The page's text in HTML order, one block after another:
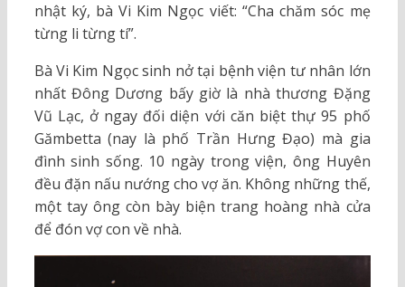
nhật ký, bà Vi Kim Ngọc viết: “Cha chăm sóc mẹ
từng li từng tí”.
Bà Vi Kim Ngọc sinh nở tại bệnh viện tư nhân lớn
nhất Đông Dương bấy giờ là nhà thương Đặng
Vũ Lạc, ở ngay đối diện với căn biệt thự 95 phố
Gămbetta (nay là phố Trần Hưng Đạo) mà gia
đình sinh sống. 10 ngày trong viện, ông Huyên
đều đặn nấu nướng cho vợ ăn. Không những thế,
một tay ông còn bày biện trang hoàng nhà cửa
để đón vợ con về nhà.